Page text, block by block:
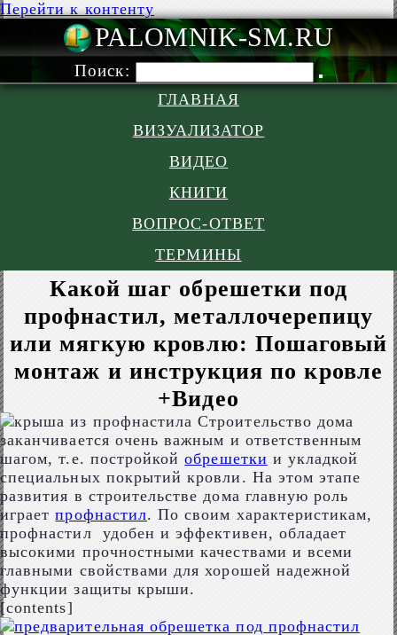
Перейти к контенту
PALOMNIK-
Поиск:
ГЛАВНАЯ
ВИЗУАЛИЗАТОР
ВИДЕО
КНИГИ
ВОПРОС-ОТВЕТ
ТЕРМИНЫ
Какой шаг обрешетки под
профнастил, металлочерепицу
или мягкую кровлю: Пошаговый
монтаж и инструкция по кровле
+Видео
Строительство дома
заканчивается очень важным и ответственным
шагом, т.е. постройкойобрешетки и укладкой
специальных покрытий кровли. На этом этапе
развития в строительстве дома главную роль
играетпрофнастил. По своим характеристикам,
профнастил удобен и эффективен, обладает
высокими прочностными качествами и всеми
главными свойствами для хорошей надежной
функции защиты крыши.
[contents]